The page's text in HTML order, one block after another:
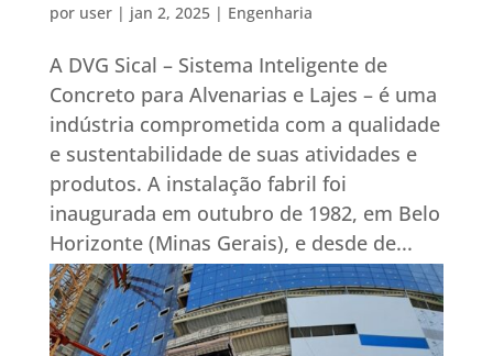
por user| jan 2, 2025| Engenharia
A DVG Sical – Sistema Inteligente de
Concreto para Alvenarias e Lajes – é uma
indústria comprometida com a qualidade
e sustentabilidade de suas atividades e
produtos. A instalação fabril foi
inaugurada em outubro de 1982, em Belo
Horizonte (Minas Gerais), e desde de...